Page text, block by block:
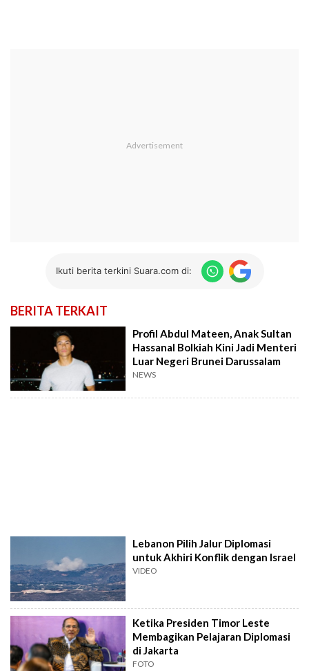
Ikuti berita terkini Suara.com di:
BERITA TERKAIT
Profil Abdul Mateen, Anak Sultan
Hassanal Bolkiah Kini Jadi Menteri
Luar Negeri Brunei Darussalam
NEWS
Lebanon Pilih Jalur Diplomasi
untuk Akhiri Konflik dengan Israel
VIDEO
Ketika Presiden Timor Leste
Membagikan Pelajaran Diplomasi
di Jakarta
FOTO